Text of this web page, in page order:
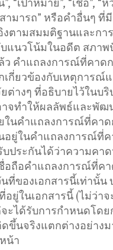
“เป้าหมาย”, “เชื่อ”, “
“สามารถ” หรือคำอื่น
ตามสมมติฐานและกา
บแนวโน้มในอดีต สภา
คำแถลงการณ์ที่คาด
เกี่ยวข้องกับเหตุการ
ต่างๆ ที่อธิบายไว้ใน
าจทำให้ผลลัพธ์และพั
นคำแถลงการณ์ที่คา
อยู่ในคำแถลงการณ์ที่
ประกันได้ว่าความคา
อถือคำแถลงการณ์ที่ค
ที่ของเอกสารนี้เท่านั้
ยู่ในเอกสารนี้ (ไม่ว่า
ะได้รับการกำหนดโด
ขึ้นจริงแตกต่างอย่า
น้า